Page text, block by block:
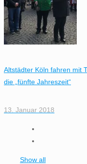
Altstädter Köln fahren mit
die „fünfte Jahreszeit“
13. Januar 2018
Show all